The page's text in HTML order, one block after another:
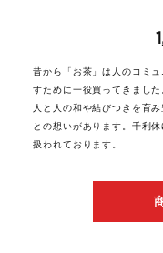
昔から「お茶」は人のコミ
すために一役買ってきまし
人と人の和や結びつきを育
との想いがあります。千利
扱われております。